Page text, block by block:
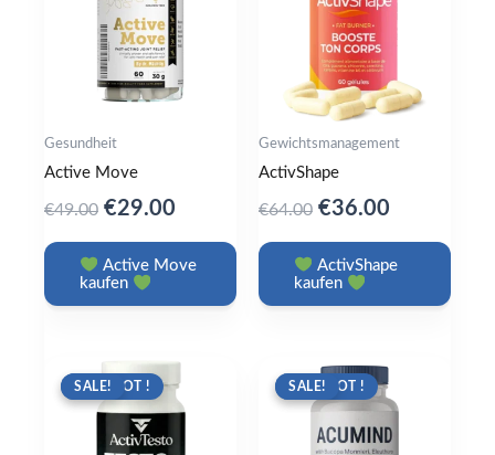
Gesundheit
Active Move
€49.00 Original
was:
€49.00.
€29.00
is:
€29.00.
Active Move
kaufen
Gewichtsmanagement
ActivShape
€64.00 Original
was:
€64.00.
€36.00
is:
€36.00.
ActivShape
kaufen
ANGEBOT !
SALE! ANGEBOT !
SALE!